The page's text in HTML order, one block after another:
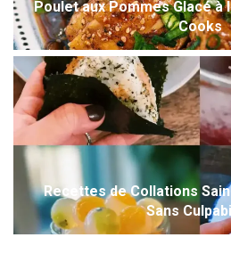
Poulet aux Pommes Glacé à
Cooks
Recettes de Collations
Sans